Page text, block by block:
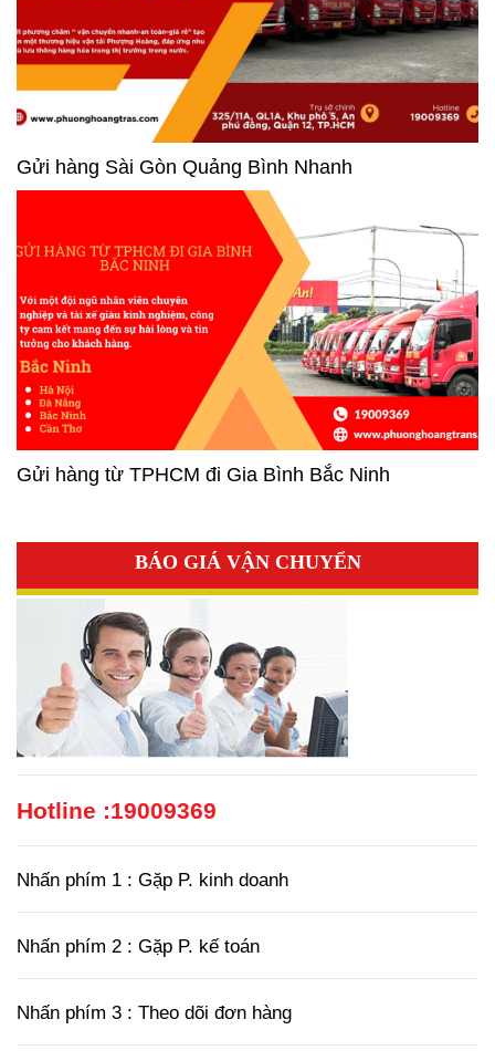
Gửi hàng Sài Gòn Quảng Bình Nhanh
Gửi hàng từ TPHCM đi Gia Bình Bắc Ninh
BÁO GIÁ VẬN CHUYỂN
Hotline :19009369
Nhấn phím 1 : Gặp P. kinh doanh
Nhấn phím 2 : Gặp P. kế toán
Nhấn phím 3 : Theo dõi đơn hàng